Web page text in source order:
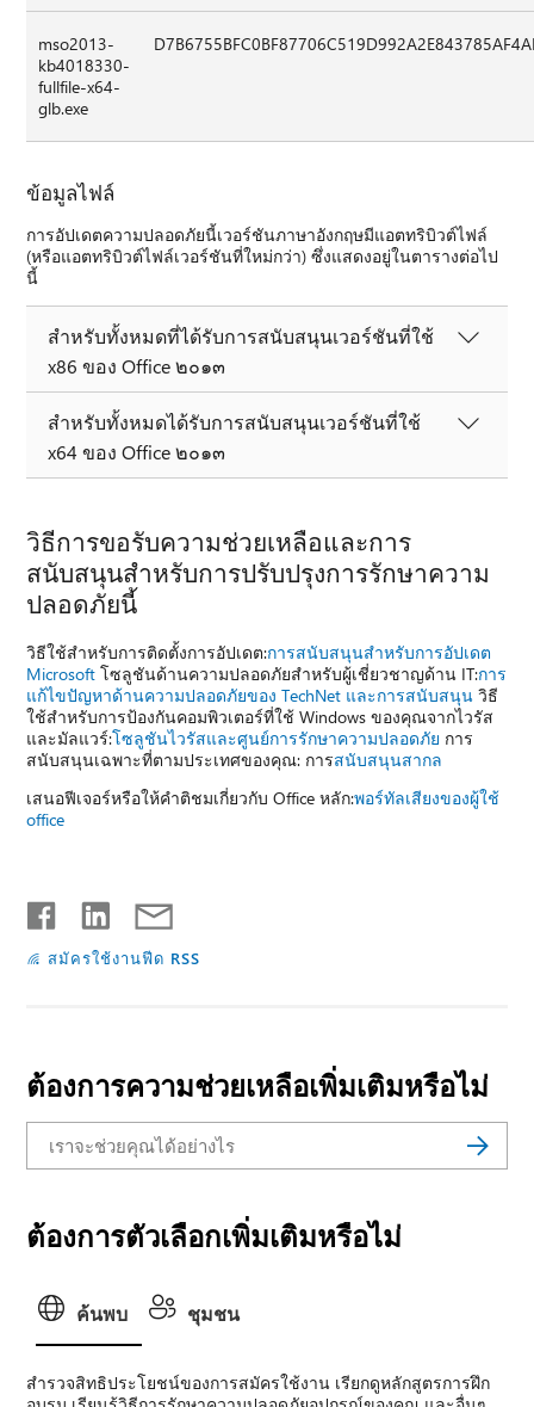
mso2013-
kb4018330-
fullfile-x64-
glb.exe
ข้อมูลไฟล์
การอัปเดตความปลอดภัยนี้เวอร์ชันภาษาอังกฤษมีแอตทริบิวต์ไฟล์
(หรือแอตทริบิวต์ไฟล์เวอร์ชันที่ใหม่กว่า) ซึ่งแสดงอยู่ในตารางต่อไป
นี้
สำหรับทั้งหมดที่ได้รับการสนับสนุนเวอร์ชันที่ใช้
x86 ของ Office ๒๐๑๓
สำหรับทั้งหมดได้รับการสนับสนุนเวอร์ชันที่ใช้
x64 ของ Office ๒๐๑๓
วิธีการขอรับความช่วยเหลือและการ
สนับสนุนสำหรับการปรับปรุงการรักษาความ
ปลอดภัยนี้
วิธีใช้สำหรับการติดตั้งการอัปเดต:การสนับสนุนสำหรับการอัปเดต
Microsoft โซลูชันด้านความปลอดภัยสำหรับผู้เชี่ยวชาญด้าน IT:การ
แก้ไขปัญหาด้านความปลอดภัยของ TechNet และการสนับสนุน วิธี
ใช้สำหรับการป้องกันคอมพิวเตอร์ที่ใช้ Windows ของคุณจากไวรัส
และมัลแวร์:โซลูชันไวรัสและศูนย์การรักษาความปลอดภัย การ
สนับสนุนเฉพาะที่ตามประเทศของคุณ: การสนับสนุนสากล
เสนอฟีเจอร์หรือให้คำติชมเกี่ยวกับ Office หลัก:พอร์ทัลเสียงของผู้ใช้
office
สมัครใช้งานฟีด RSS
ต้องการความช่วยเหลือเพิ่มเติมหรือไม่
ต้องการตัวเลือกเพิ่มเติมหรือไม่
ค้นพบ ชุมชน
สํารวจสิทธิประโยชน์ของการสมัครใช้งาน เรียกดูหลักสูตรการฝึก